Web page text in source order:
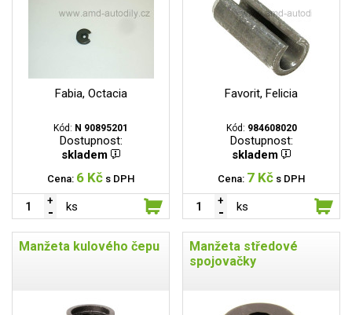
Fabia, Octacia
Kód: N 90895201
Dostupnost:
skladem
Cena: 6 Kč s DPH
ks
Favorit, Felicia
Kód: 984608020
Dostupnost:
skladem
Cena: 7 Kč s DPH
ks
Manžeta kulového čepu
Manžeta středové
spojovačky